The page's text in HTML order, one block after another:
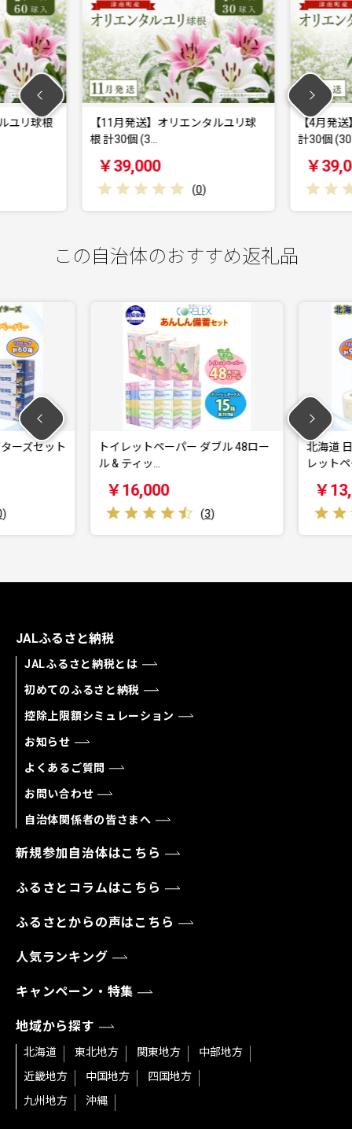
ユリ球根
【11月発送】オリエンタルユリ球
根 計30個 (3…
￥39,000
(0)
【4月発
計30個
￥
この自治体のおすすめ返礼品
ズセット
トイレットペーパー ダブル 48ロー
ル & ティッ…
￥16,000
( )
北海道 日
レットペ
￥
JALふるさと納税
JALふるさと納税とは
初めてのふるさと納税
控除上限額シミュレーション
お知らせ
よくあるご質問
お問い合わせ
自治体関係者の皆さまへ
新規参加自治体はこちら
ふるさとコラムはこちら
ふるさとからの声はこちら
人気ランキング
キャンペーン・特集
地域から探す
北海道 東北地方 関東地方
中部地方
近畿地方
中国地方
四国地方
九州地方
沖縄